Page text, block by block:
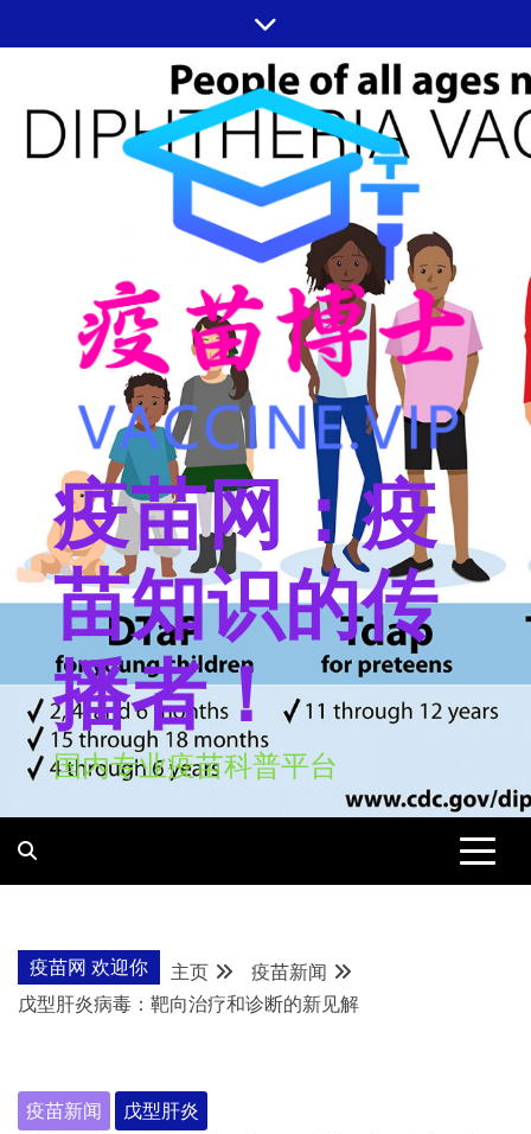
至
疫苗网：疫
苗知识的传
播者！
国内专业疫苗科普平台
疫苗网 欢迎你 主页
疫苗新闻
戊型肝炎病毒：靶向治疗和诊断的新见解
疫苗新闻 戊型肝炎